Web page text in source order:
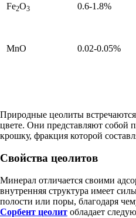
Fe2O3 0.6-1.8%
MnO 0.02-0.05%
Природные цеолиты
цвете. Они представляют собой
крошку, фракция которой
Свойства цеолитов
Минерал отличается своими
внутренняя структура имеет
полости или поры, благодаря
Сорбент цеолит обладает